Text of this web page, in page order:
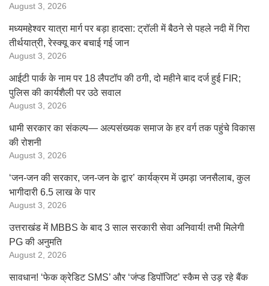
August 3, 2026
मध्यमहेश्वर यात्रा मार्ग पर बड़ा हादसा: ट्रॉली में बैठने से पहले नदी में गिरा
तीर्थयात्री, रेस्क्यू कर बचाई गई जान
August 3, 2026
आईटी पार्क के नाम पर 18 लैपटॉप की ठगी, दो महीने बाद दर्ज हुई FIR;
पुलिस की कार्यशैली पर उठे सवाल
August 3, 2026
धामी सरकार का संकल्प— अल्पसंख्यक समाज के हर वर्ग तक पहुंचे विकास
की रोशनी
August 3, 2026
‘जन-जन की सरकार, जन-जन के द्वार’ कार्यक्रम में उमड़ा जनसैलाब, कुल
भागीदारी 6.5 लाख के पार
August 3, 2026
उत्तराखंड में MBBS के बाद 3 साल सरकारी सेवा अनिवार्य! तभी मिलेगी
PG की अनुमति
August 2, 2026
सावधान! ‘फेक क्रेडिट SMS’ और ‘जंप्ड डिपॉजिट’ स्कैम से उड़ रहे बैंक